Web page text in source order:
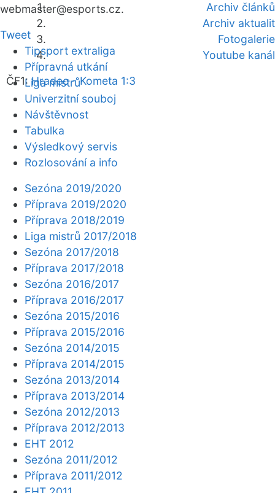
Archiv článků
Archiv aktualit
Fotogalerie
Youtube kanál
ČF1: Hradec - Kometa 1:3
webmaster@esports.cz.
Tweet
Tipsport extraliga
Přípravná utkání
Liga mistrů
Univerzitní souboj
Návštěvnost
Tabulka
Výsledkový servis
Rozlosování a info
Sezóna 2019/2020
Příprava 2019/2020
Příprava 2018/2019
Liga mistrů 2017/2018
Sezóna 2017/2018
Příprava 2017/2018
Sezóna 2016/2017
Příprava 2016/2017
Sezóna 2015/2016
Příprava 2015/2016
Sezóna 2014/2015
Příprava 2014/2015
Sezóna 2013/2014
Příprava 2013/2014
Sezóna 2012/2013
Příprava 2012/2013
EHT 2012
Sezóna 2011/2012
Příprava 2011/2012